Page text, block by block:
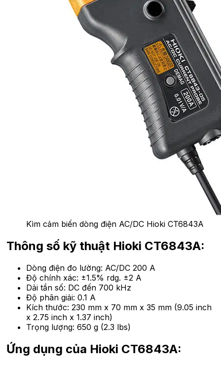
Kìm cảm biến dòng điện AC/DC Hioki CT6843A
Thông số kỹ thuật Hioki CT6843A:
Dòng điện đo lường: AC/DC 200 A
Độ chính xác: ±1.5% rdg. ±2 A
Dải tần số: DC đến 700 kHz
Độ phân giải: 0.1 A
Kích thước: 230 mm x 70 mm x 35 mm (9.05 inch
x 2.75 inch x 1.37 inch)
Trọng lượng: 650 g (2.3 lbs)
Ứng dụng của Hioki CT6843A: